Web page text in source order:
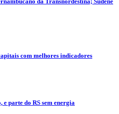
com melhores indicadores
parte do RS sem energia